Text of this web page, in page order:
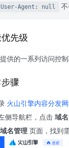
User-Agent: null
先级
供的一系列访问控
骤
火山引擎内容分发
侧导航栏，点击 域
域名管理 页面，找到